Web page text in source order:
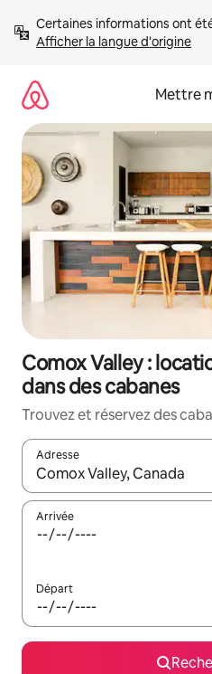
directement
Afficher la langue d'origine
Mettre
Comox Valley :
dans des cabanes
Trouvez et réservez des
Adresse
Lorsque les résultats
Arrivée
Départ